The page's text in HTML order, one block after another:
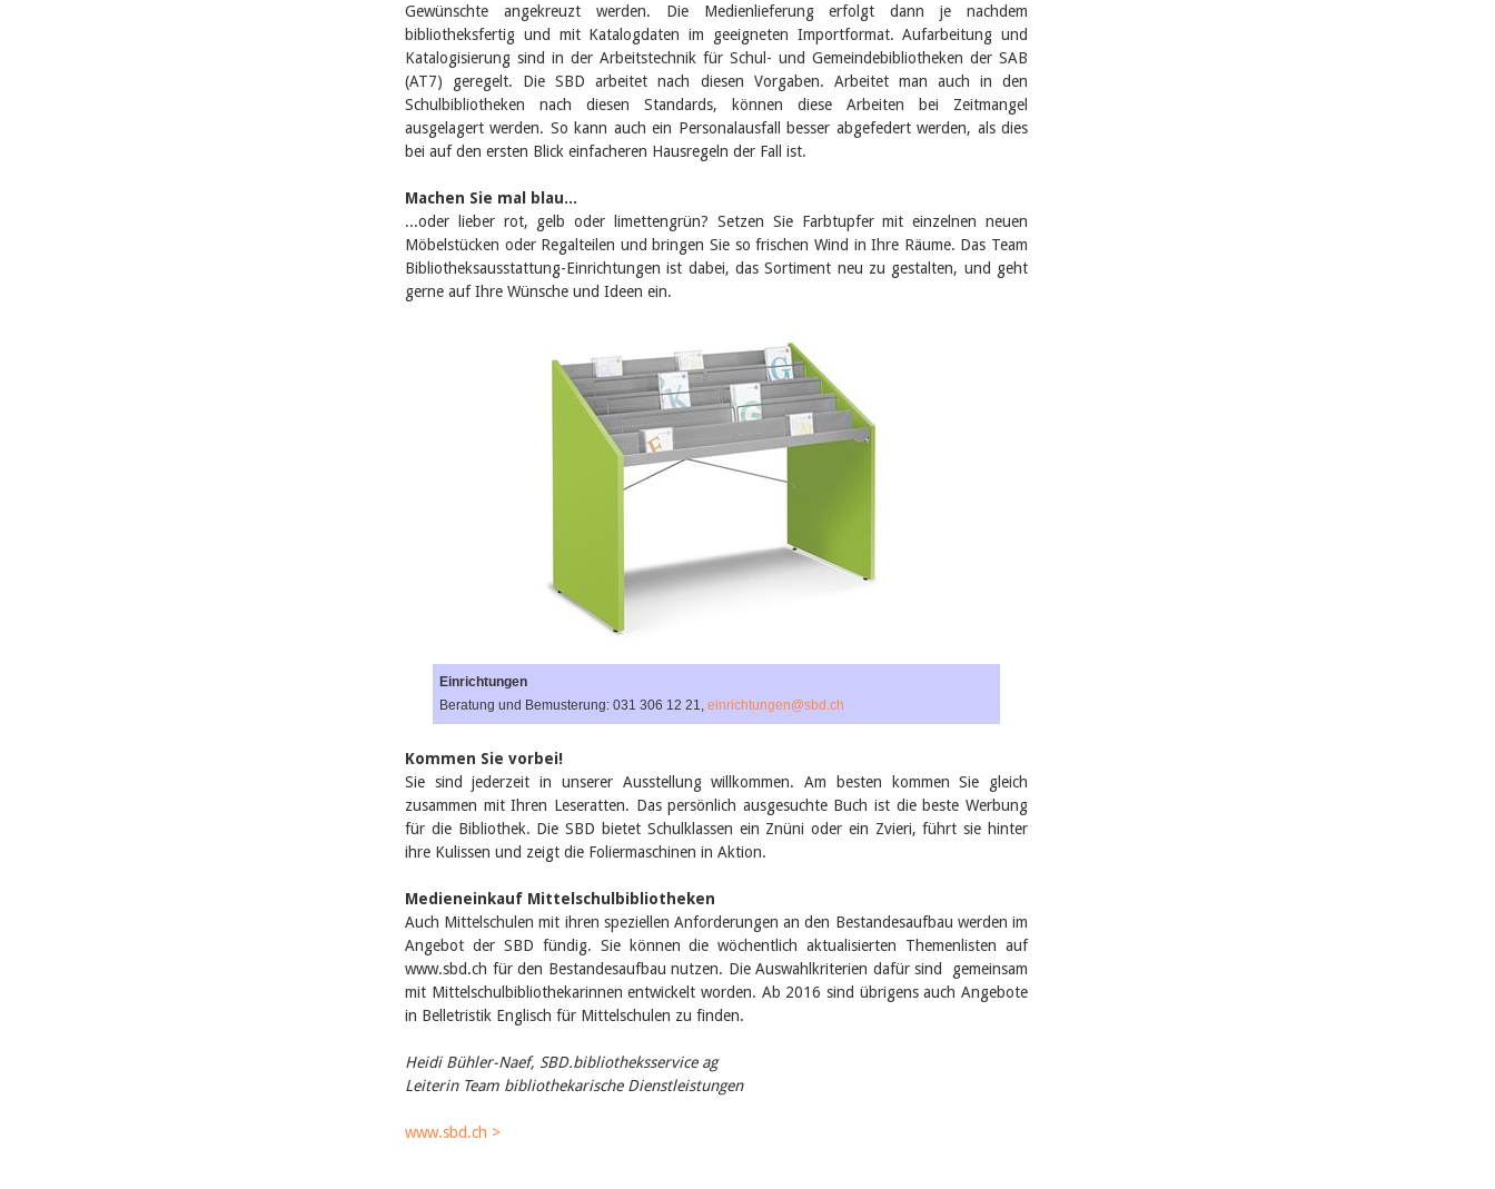
Gewünschte angekreuzt werden. Die Medienlieferung erfolgt dann je nachdem
bibliotheksfertig und mit Katalogdaten im geeigneten Importformat. Aufarbeitung und
Katalogisierung sind in der Arbeitstechnik für Schul- und Gemeindebibliotheken der SAB
(AT7) geregelt. Die SBD arbeitet nach diesen Vorgaben. Arbeitet man auch in den
Schulbibliotheken nach diesen Standards, können diese Arbeiten bei Zeitmangel
ausgelagert werden. So kann auch ein Personalausfall besser abgefedert werden, als dies
bei auf den ersten Blick einfacheren Hausregeln der Fall ist.
Machen Sie mal blau...
...oder lieber rot, gelb oder limettengrün? Setzen Sie Farbtupfer mit einzelnen neuen
Möbelstücken oder Regalteilen und bringen Sie so frischen Wind in Ihre Räume. Das Team
Bibliotheksausstattung-Einrichtungen ist dabei, das Sortiment neu zu gestalten, und geht
gerne auf Ihre Wünsche und Ideen ein.
Einrichtungen
Beratung und Bemusterung: 031 306 12 21, einrichtungen@sbd.ch
Kommen Sie vorbei!
Sie sind jederzeit in unserer Ausstellung willkommen. Am besten kommen Sie gleich
zusammen mit Ihren Leseratten. Das persönlich ausgesuchte Buch ist die beste Werbung
für die Bibliothek. Die SBD bietet Schulklassen ein Znüni oder ein Zvieri, führt sie hinter
ihre Kulissen und zeigt die Foliermaschinen in Aktion.
Medieneinkauf Mittelschulbibliotheken
Auch Mittelschulen mit ihren speziellen Anforderungen an den Bestandesaufbau werden im
Angebot der SBD fündig. Sie können die wöchentlich aktualisierten Themenlisten auf
www.sbd.ch für den Bestandesaufbau nutzen. Die Auswahlkriterien dafür sind gemeinsam
mit Mittelschulbibliothekarinnen entwickelt worden. Ab 2016 sind übrigens auch Angebote
in Belletristik Englisch für Mittelschulen zu finden.
Heidi Bühler-Naef, SBD.bibliotheksservice ag
Leiterin Team bibliothekarische Dienstleistungen
www.sbd.ch >